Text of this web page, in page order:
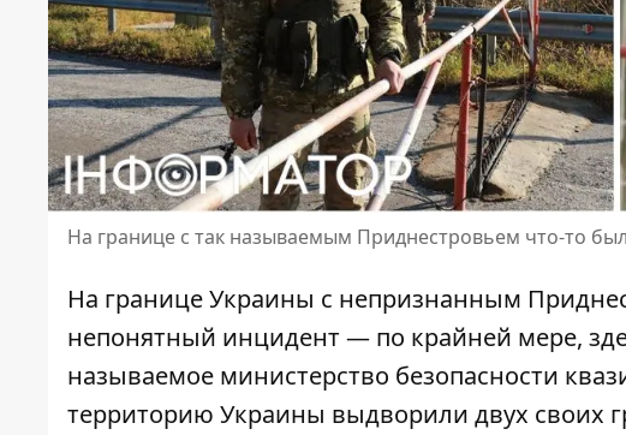
На границе с так называемым Приднестровьем что-то
На границе Украины с непризнанным
непонятный инцидент — по крайней мере,
называемое министерство безопасности
территорию Украины выдворили двух своих